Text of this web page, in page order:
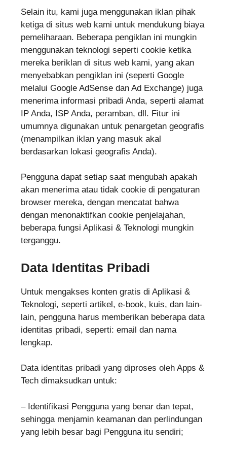
Selain itu, kami juga menggunakan iklan pihak
ketiga di situs web kami untuk mendukung biaya
pemeliharaan. Beberapa pengiklan ini mungkin
menggunakan teknologi seperti cookie ketika
mereka beriklan di situs web kami, yang akan
menyebabkan pengiklan ini (seperti Google
melalui Google AdSense dan Ad Exchange) juga
menerima informasi pribadi Anda, seperti alamat
IP Anda, ISP Anda, peramban, dll. Fitur ini
umumnya digunakan untuk penargetan geografis
(menampilkan iklan yang masuk akal
berdasarkan lokasi geografis Anda).
Pengguna dapat setiap saat mengubah apakah
akan menerima atau tidak cookie di pengaturan
browser mereka, dengan mencatat bahwa
dengan menonaktifkan cookie penjelajahan,
beberapa fungsi Aplikasi & Teknologi mungkin
terganggu.
Data Identitas Pribadi
Untuk mengakses konten gratis di Aplikasi &
Teknologi, seperti artikel, e-book, kuis, dan lain-
lain, pengguna harus memberikan beberapa data
identitas pribadi, seperti: email dan nama
lengkap.
Data identitas pribadi yang diproses oleh Apps &
Tech dimaksudkan untuk:
– Identifikasi Pengguna yang benar dan tepat,
sehingga menjamin keamanan dan perlindungan
yang lebih besar bagi Pengguna itu sendiri;